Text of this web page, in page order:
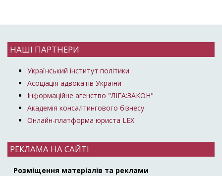
НАШІ ПАРТНЕРИ
Український інститут політики
Асоціація адвокатів України
Інформаційне агенство "ЛІГА:ЗАКОН"
Академія консалтингового бізнесу
Онлайн-платформа юриста LEX
РЕКЛАМА НА САЙТІ
Розміщення матеріалів та реклами